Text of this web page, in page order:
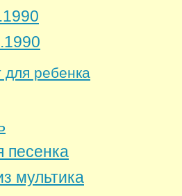
для ребенка
песенка
мультика